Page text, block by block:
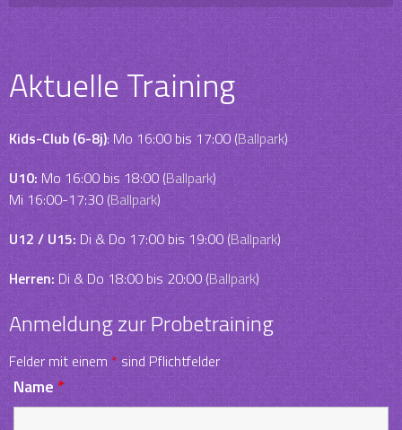
Aktuelle Training
Kids-Club (6-8j): Mo 16:00 bis 17:00 (Ballpark)
U10:Mo 16:00 bis 18:00 (Ballpark)
Mi 16:00-17:30 (Ballpark)
U12 / U15:Di & Do 17:00 bis 19:00 (Ballpark)
Herren:Di & Do 18:00 bis 20:00 (Ballpark)
Anmeldung zur Probetraining
Felder mit einem * sind Pflichtfelder
Name*